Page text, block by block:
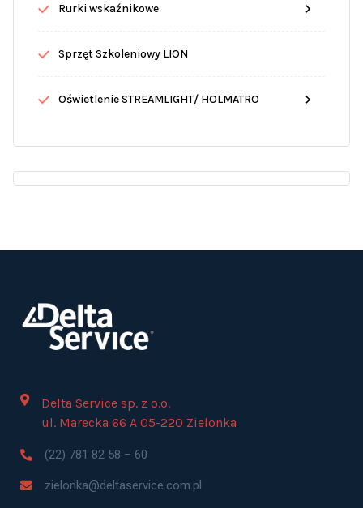
Rurki wskaźnikowe
Sprzęt Szkoleniowy LION
Oświetlenie STREAMLIGHT/ HOLMATRO
Delta Service sp. z o.o.
ul. Marecka 66 A 05-220 Zielonka
(22) 781 82 58 – 60
zielonka@deltaservice.com.pl